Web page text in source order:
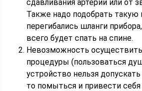
сдавливания артерии или от
Также надо подобрать такую
перегибались шланги
всего будет спать на спине.
Невозможность
процедуры (пользоваться
устройство нельзя
то помыться и привести